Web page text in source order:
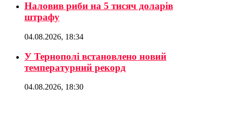
Наловив риби на 5 тисяч доларів
штрафу
04.08.2026, 18:34
У Тернополі встановлено новий
температурний рекорд
04.08.2026, 18:30